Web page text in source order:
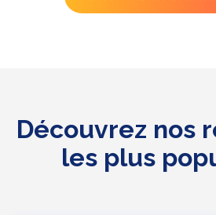
Découvrez nos
les plus